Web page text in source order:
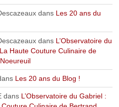
dans Les 20 ans du
dans L’Observatoire du
Haute Couture Culinaire de
Les 20 ans du Blog !
dans L’Observatoire du Gabriel :